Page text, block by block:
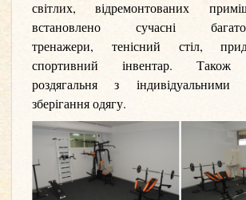
світлих, відремонтованих
встановлено сучасні
тренажери, тенісний стіл,
спортивний інвентар. Також
роздягальня з
зберігання одягу.